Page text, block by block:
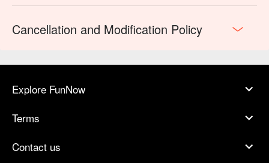
Cancellation and Modification Policy
Explore FunNow
Terms
Contact us